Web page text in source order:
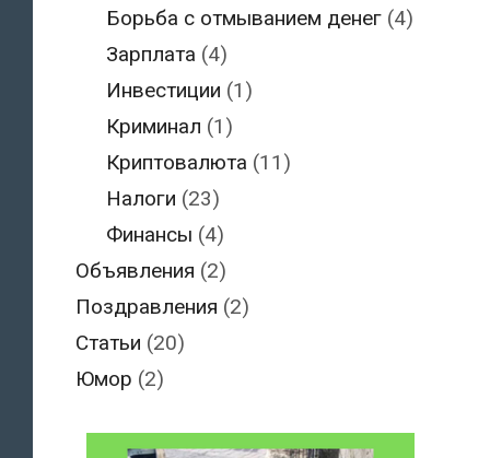
Борьба с отмыванием денег (4)
Зарплата (4)
Инвестиции (1)
Криминал (1)
Криптовалюта (11)
Налоги (23)
Финансы (4)
Объявления (2)
Поздравления (2)
Статьи (20)
Юмор (2)